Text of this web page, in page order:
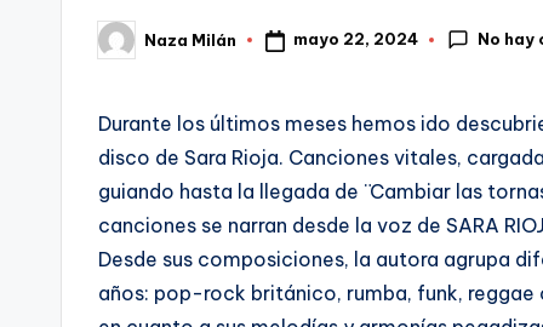
Publicado
por
Naza Milán mayo 22, 2024 No
Durante los últimos meses hemos ido
disco de Sara Rioja. Canciones vitales,
guiando hasta la llegada de ¨Cambiar las
canciones se narran desde la voz de SARA
Desde sus composiciones, la autora agrupa
años: pop-rock británico, rumba, funk,